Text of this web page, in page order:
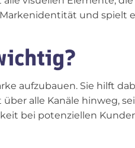
und spielt
aufzubauen. Sie hilft
alle Kanäle hinweg,
bei potenziellen